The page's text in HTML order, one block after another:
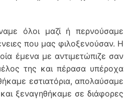
όλοι μαζί ή περνούσαμε
που μας φιλοξενούσαν. Η
έμενα με αντιμετώπιζε σαν
της και πέρασα υπέροχα
εστιατόρια, απολαύσαμε
ξεναγηθήκαμε σε διάφορες